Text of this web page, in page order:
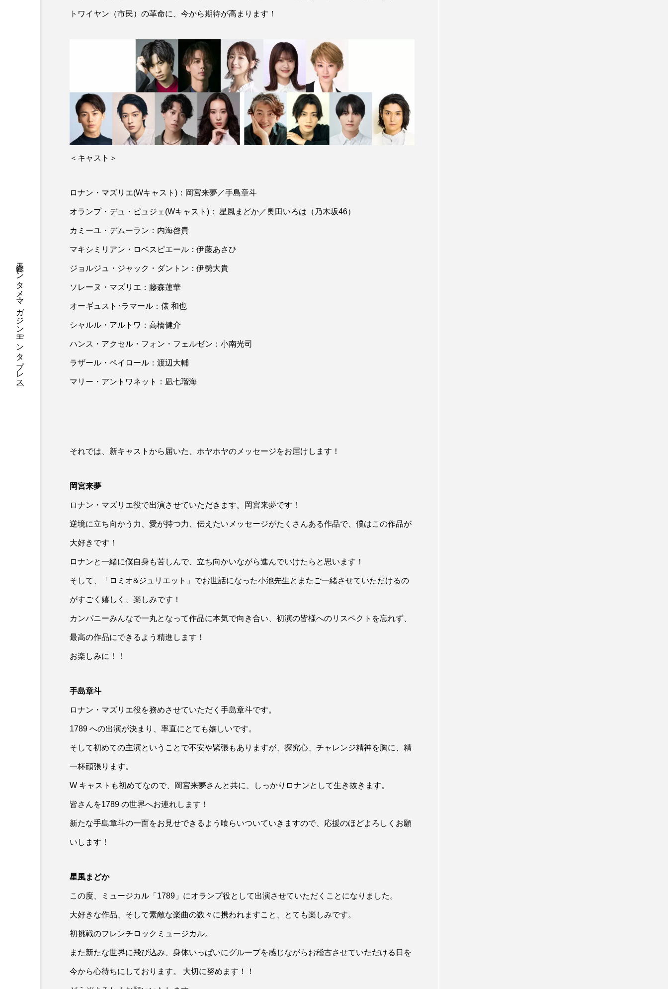
総合エンタメ・マガジン［エンタプレス］
トワイヤン（市民）の革命に、今から期待が高まります！
＜キャスト＞
ロナン・マズリエ(Wキャスト)：岡宮来夢／手島章斗
オランプ・デュ・ピュジェ(Wキャスト)： 星風まどか／奥田いろは（乃木坂46）
カミーユ・デムーラン：内海啓貴
マキシミリアン・ロベスピエール：伊藤あさひ
ジョルジュ・ジャック・ダントン：伊勢大貴
ソレーヌ・マズリエ：藤森蓮華
オーギュスト･ラマール：俵 和也
シャルル・アルトワ：高橋健介
ハンス・アクセル・フォン・フェルゼン：小南光司
ラザール・ペイロール：渡辺大輔
マリー・アントワネット：凪七瑠海
それでは、新キャストから届いた、ホヤホヤのメッセージをお届けします！
岡宮来夢
ロナン・マズリエ役で出演させていただきます。岡宮来夢です！
逆境に立ち向かう力、愛が持つ力、伝えたいメッセージがたくさんある作品で、僕はこの作品が
大好きです！
ロナンと一緒に僕自身も苦しんで、立ち向かいながら進んでいけたらと思います！
そして、「ロミオ&ジュリエット」でお世話になった小池先生とまたご一緒させていただけるの
がすごく嬉しく、楽しみです！
カンパニーみんなで一丸となって作品に本気で向き合い、初演の皆様へのリスペクトを忘れず、
最高の作品にできるよう精進します！
お楽しみに！！
手島章斗
ロナン・マズリエ役を務めさせていただく手島章斗です。
1789 への出演が決まり、率直にとても嬉しいです。
そして初めての主演ということで不安や緊張もありますが、探究心、チャレンジ精神を胸に、精
一杯頑張ります。
W キャストも初めてなので、岡宮来夢さんと共に、しっかりロナンとして生き抜きます。
皆さんを1789 の世界へお連れします！
新たな手島章斗の一面をお見せできるよう喰らいついていきますので、応援のほどよろしくお願
いします！
星風まどか
この度、ミュージカル「1789」にオランプ役として出演させていただくことになりました。
大好きな作品、そして素敵な楽曲の数々に携われますこと、とても楽しみです。
初挑戦のフレンチロックミュージカル。
また新たな世界に飛び込み、身体いっぱいにグルーブを感じながらお稽古させていただける日を
今から心待ちにしております。 大切に努めます！！